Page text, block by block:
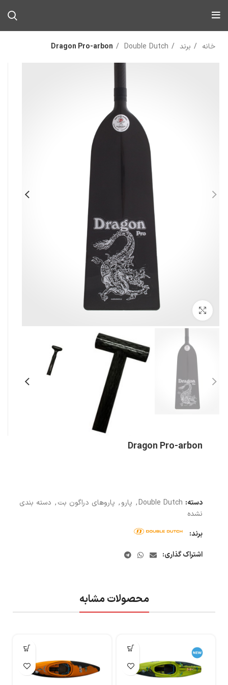
خانه برند Double Dutch
Dragon Pro-arbon
بزرگنمایی تصویر
Dragon Pro-arbon
دسته: Double Dutch
, پارو, پاروهای دراگون بت, دسته بندی
نشده
برند:
اشتراک گذاری:
محصولات مشابه